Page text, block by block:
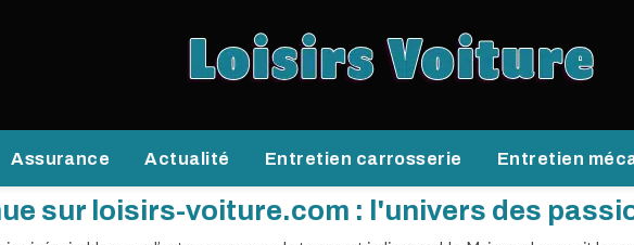
Assurance Actualité Entretien carrosserie Entretien
sur loisirs-voiture.com : l'univers des